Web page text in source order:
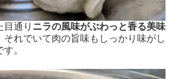
通り ニラの風味がぶわっと香る美味
それでいて肉の旨味もしっかり味がし
。